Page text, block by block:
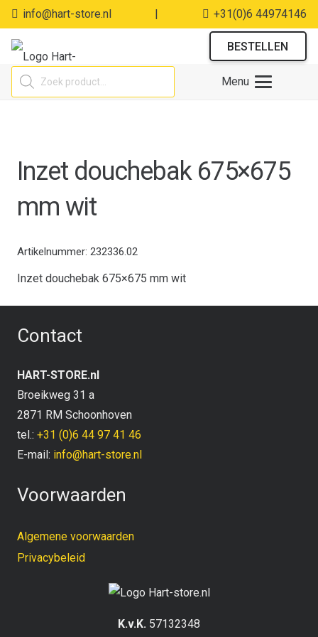
info@hart-store.nl | +31(0)6 44974146
BESTELLEN
Producten
zoeken
Menu
Inzet douchebak 675×675
mm wit
Artikelnummer: 232336.02
Inzet douchebak 675×675 mm wit
Contact
HART-STORE.nl
Broeikweg 31 a
2871 RM Schoonhoven
tel.: +31 (0)6 44 97 41 46
E-mail: info@hart-store.nl
Voorwaarden
Algemene voorwaarden
Privacybeleid
K.v.K. 57132348